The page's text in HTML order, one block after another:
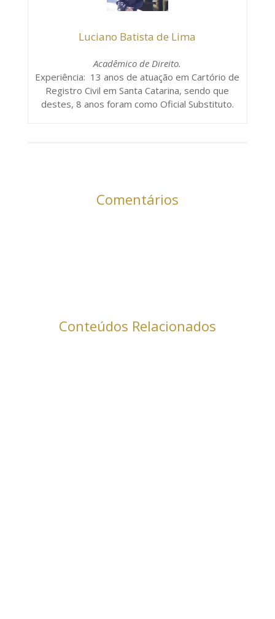
Luciano Batista de Lima
Acadêmico de Direito.
Experiência: 13 anos de atuação em Cartório de
Registro Civil em Santa Catarina, sendo que
destes, 8 anos foram como Oficial Substituto.
Comentários
Conteúdos Relacionados